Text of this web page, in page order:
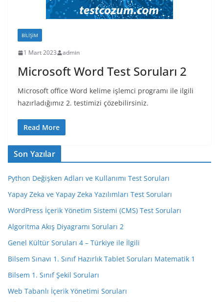
BILIŞIM
1 Mart 2023 admin
Microsoft Word Test Soruları 2
Microsoft office Word kelime işlemci programı ile ilgili
hazırladığımız 2. testimizi çözebilirsiniz.
Read More
Son Yazılar
Python Değişken Adları ve Kullanımı Test Soruları
Yapay Zeka ve Yapay Zeka Yazılımları Test Soruları
WordPress İçerik Yönetim Sistemi (CMS) Test Soruları
Algoritma Akış Diyagramı Soruları 2
Genel Kültür Soruları 4 – Türkiye ile İlgili
Bilsem Sınavı 1. Sınıf Hazırlık Tablet Soruları Matematik 1
Bilsem 1. Sınıf Şekil Soruları
Web Tabanlı İçerik Yönetimi Soruları